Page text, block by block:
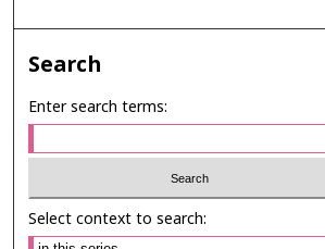
Search
Enter search terms:
Select context to search: